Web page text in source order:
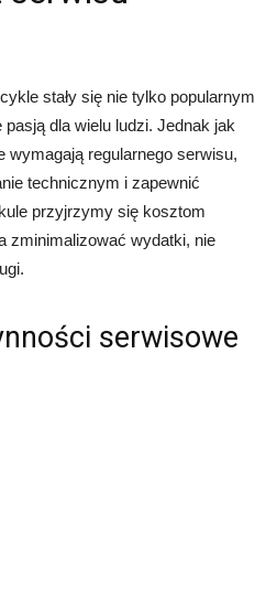
stały się nie tylko popularnym
dla wielu ludzi. Jednak jak
wymagają regularnego serwisu,
technicznym i zapewnić
przyjrzymy się kosztom
zminimalizować wydatki, nie
serwisowe